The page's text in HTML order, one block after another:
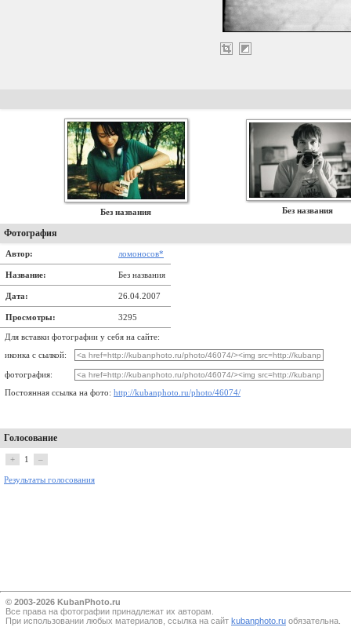
Без названия Без названия
Фотография
Автор: ломоносов*
Название: Без названия
Дата: 26.04.2007
Просмотры: 3295
Для вставки фотографии у себя на сайте:
иконка с сылкой:
фотография:
Постоянная ссылка на фото: http://kubanphoto.ru/photo/46074/
Голосование
+ 1 –
Результаты голосования
© 2003-2026 KubanPhoto.ru
Все прaва на фотографии принадлежат их авторам.
При использовании любых материалов, ссылка на сайт kubanphoto.ru обязательна.